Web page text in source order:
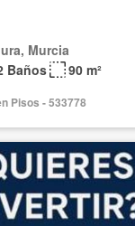
Murcia
Baños 90 m²
Pisos - 533778